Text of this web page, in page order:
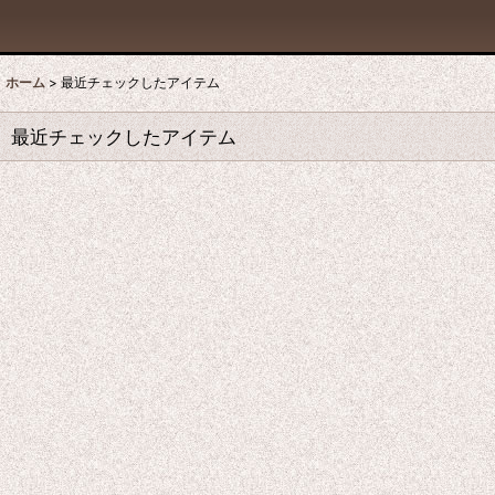
ホーム > 最近チェックしたアイテム
最近チェックしたアイテム